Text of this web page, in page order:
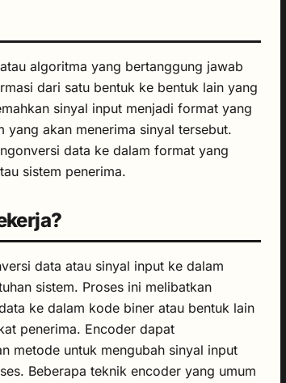
algoritma yang bertanggung jawab
dari satu bentuk ke bentuk lain yang
sinyal input menjadi format yang
yang akan menerima sinyal tersebut.
data ke dalam format yang
sistem penerima.
data atau sinyal input ke dalam
sistem. Proses ini melibatkan
ke dalam kode biner atau bentuk lain
penerima. Encoder dapat
metode untuk mengubah sinyal input
Beberapa teknik encoder yang umum